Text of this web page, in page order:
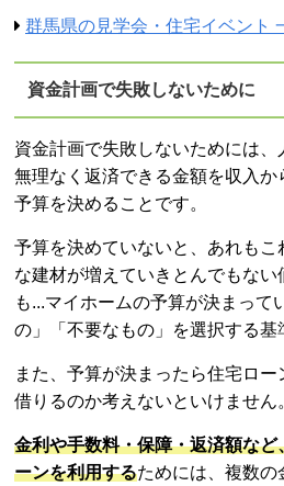
群馬県の見学会・住宅イベント
資金計画で失敗しないために
資金計画で失敗しないためには、
無理なく返済できる金額を収入
予算を決めることです。
予算を決めていないと、あれも
な建材が増えていきとんでもない
も...マイホームの予算が決まって
の」「不要なもの」を選択する基
また、予算が決まったら住宅ロ
借りるのか考えないといけません
金利や手数料・保障・返済額な
ーンを利用するためには、複数の